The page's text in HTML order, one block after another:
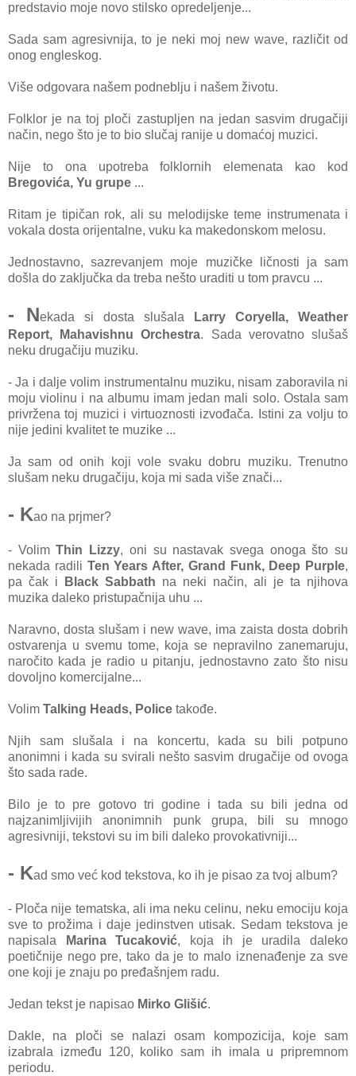
predstavio moje novo stilsko opredeljenje...
Sada sam agresivnija, to je neki moj new wave, različit od
onog engleskog.
Više odgovara našem podneblju i našem životu.
Folklor je na toj ploči zastupljen na jedan sasvim drugačiji
način, nego što je to bio slučaj ranije u domaćoj muzici.
Nije to ona upotreba folklornih elemenata kao kod
Bregovića, Yu grupe ...
Ritam je tipičan rok, ali su melodijske teme instrumenata i
vokala dosta orijentalne, vuku ka makedonskom melosu.
Jednostavno, sazrevanjem moje muzičke ličnosti ja sam
došla do zaključka da treba nešto uraditi u tom pravcu ...
- Nekada si dosta slušala
Larry Coryella, Weather
Report, Mahavishnu Orchestra. Sada verovatno slušaš
neku drugačiju muziku.
- Ja i dalje volim instrumentalnu muziku, nisam zaboravila ni
moju violinu i na albumu imam jedan mali solo. Ostala sam
privržena toj muzici i virtuoznosti izvođača. Istini za volju to
nije jedini kvalitet te muzike ...
Ja sam od onih koji vole svaku dobru muziku. Trenutno
slušam neku drugačiju, koja mi sada više znači...
- Kao na prjmer?
- VolimThin Lizzy, oni su nastavak svega onoga što su
nekada radili Ten Years After, Grand Funk, Deep Purple,
pa čak i
Black Sabbath na neki način, ali je ta njihova
muzika daleko pristupačnija uhu ...
Naravno, dosta slušam i new wave, ima zaista dosta dobrih
ostvarenja u svemu tome, koja se nepravilno zanemaruju,
naročito kada je radio u pitanju, jednostavno zato što nisu
dovoljno komercijalne...
Volim Talking Heads, Police takođe.
Njih sam slušala i na koncertu, kada su bili potpuno
anonimni i kada su svirali nešto sasvim drugačije od ovoga
što sada rade.
Bilo je to pre gotovo tri godine i tada su bili jedna od
najzanimljivijih anonimnih punk grupa, bili su mnogo
agresivniji, tekstovi su im bili daleko provokativniji...
- Kad smo već kod tekstova, ko ih je pisao za tvoj album?
- Ploča nije tematska, ali ima neku celinu, neku emociju koja
sve to prožima i daje jedinstven utisak. Sedam tekstova je
napisala
Marina Tucaković, koja ih je uradila daleko
poetičnije nego pre, tako da je to malo iznenađenje za sve
one koji je znaju po pređašnjem radu.
Jedan tekst je napisao Mirko Glišić.
Dakle, na ploči se nalazi osam kompozicija, koje sam
izabrala između 120, koliko sam ih imala u pripremnom
periodu.